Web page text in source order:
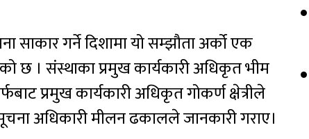
साकार गर्ने दिशामा यो सम्झौता अर्को एक
छ । संस्थाका प्रमुख कार्यकारी अधिकृत भीम
प्रमुख कार्यकारी अधिकृत गोकर्ण क्षेत्रीले
अधिकारी मीलन ढकालले जानकारी गराए।